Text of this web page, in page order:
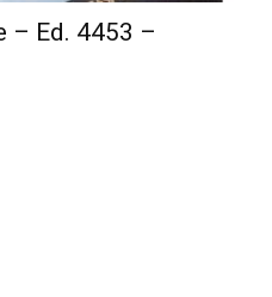
– Ed. 4453 –